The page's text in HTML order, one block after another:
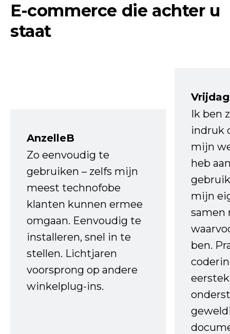
E-commerce die achter u
staat
AnzelleB
Zo eenvoudig te
gebruiken – zelfs mijn
meest technofobe
klanten kunnen ermee
omgaan. Eenvoudig te
installeren, snel in te
stellen. Lichtjaren
voorsprong op andere
winkelplug-ins.
Ik ben
indruk
mijn
heb
mijn
samen
ben.